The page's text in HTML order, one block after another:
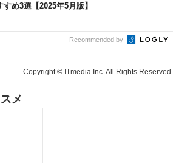
すめ3選【2025年5月版】
Recommended by
Copyright © ITmedia Inc. All Rights Reserved.
メ